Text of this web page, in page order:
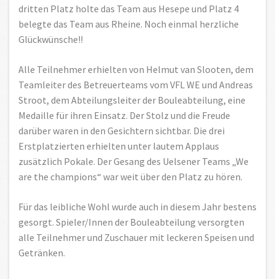
dritten Platz holte das Team aus Hesepe und Platz 4
belegte das Team aus Rheine. Noch einmal herzliche
Glückwünsche!!
Alle Teilnehmer erhielten von Helmut van Slooten, dem
Teamleiter des Betreuerteams vom VFL WE und Andreas
Stroot, dem Abteilungsleiter der Bouleabteilung, eine
Medaille für ihren Einsatz. Der Stolz und die Freude
darüber waren in den Gesichtern sichtbar. Die drei
Erstplatzierten erhielten unter lautem Applaus
zusätzlich Pokale. Der Gesang des Uelsener Teams „We
are the champions“ war weit über den Platz zu hören.
Für das leibliche Wohl wurde auch in diesem Jahr bestens
gesorgt. Spieler/Innen der Bouleabteilung versorgten
alle Teilnehmer und Zuschauer mit leckeren Speisen und
Getränken.